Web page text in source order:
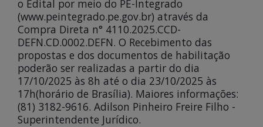
o Edital por meio do PE-Integrado
(www.peintegrado.pe.gov.br) através da
Compra Direta n° 4110.2025.CCD-
DEFN.CD.0002.DEFN. O Recebimento das
propostas e dos documentos de habilitação
poderão ser realizadas a partir do dia
17/10/2025 às 8h até o dia 23/10/2025 às
17h(horário de Brasília). Maiores informações:
(81) 3182-9616. Adilson Pinheiro Freire Filho -
Superintendente Jurídico.